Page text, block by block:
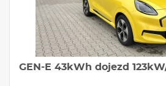
GEN-E 43kWh dojezd